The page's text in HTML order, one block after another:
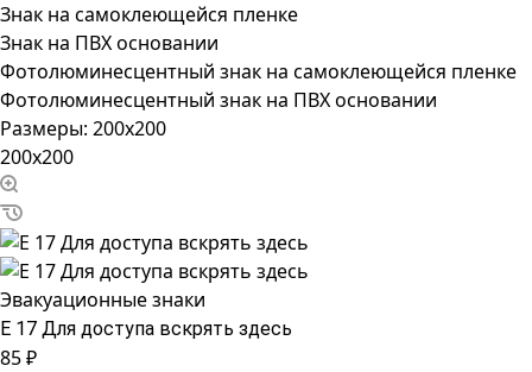
Знак на самоклеющейся пленке
Знак на ПВХ основании
Фотолюминесцентный знак на самоклеющейся пленке
Фотолюминесцентный знак на ПВХ основании
Размеры: 200x200
200x200
Эвакуационные знаки
Е 17 Для доступа вскрять здесь
85 ₽